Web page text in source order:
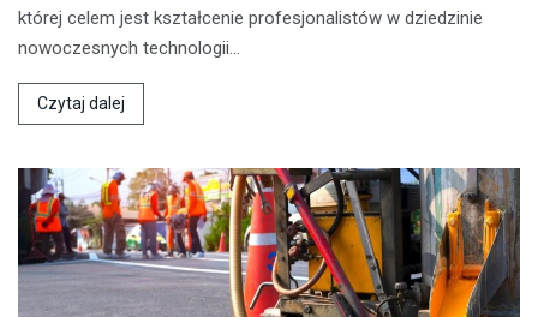
której celem jest kształcenie profesjonalistów w dziedzinie
nowoczesnych technologii…
Czytaj dalej